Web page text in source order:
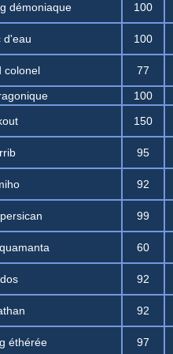
démoniaque 100
d'eau 100
colonel
77
100
150
95
92
99
60
92
92
éthérée 97